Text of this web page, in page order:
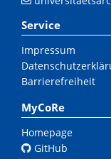
Service
Impressum
Barrierefreiheit
MyCoRe
Homepage
GitHub